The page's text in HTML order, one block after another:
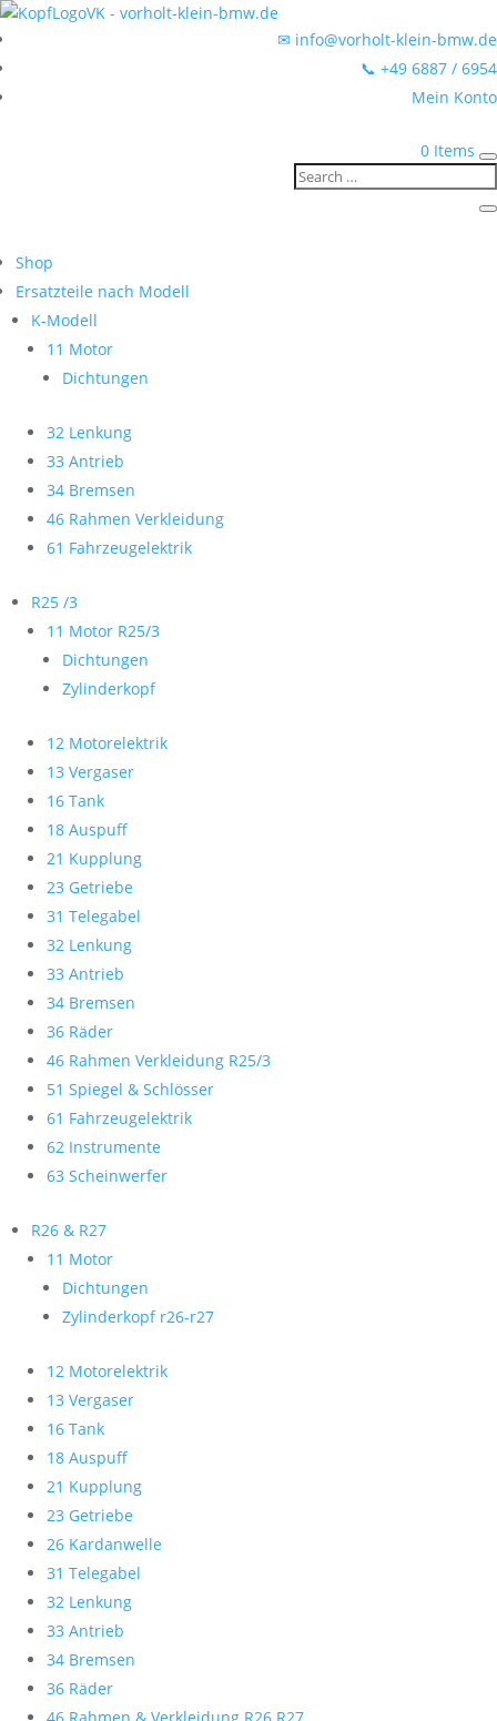
✉ info@vorholt-klein-bmw.de
📞 +49 6887 / 6954
Mein Konto
0 Items
Shop
Ersatzteile nach Modell
K-Modell
11 Motor
Dichtungen
32 Lenkung
33 Antrieb
34 Bremsen
46 Rahmen Verkleidung
61 Fahrzeugelektrik
R25 /3
11 Motor R25/3
Dichtungen
Zylinderkopf
12 Motorelektrik
13 Vergaser
16 Tank
18 Auspuff
21 Kupplung
23 Getriebe
31 Telegabel
32 Lenkung
33 Antrieb
34 Bremsen
36 Räder
46 Rahmen Verkleidung R25/3
51 Spiegel & Schlösser
61 Fahrzeugelektrik
62 Instrumente
63 Scheinwerfer
R26 & R27
11 Motor
Dichtungen
Zylinderkopf r26-r27
12 Motorelektrik
13 Vergaser
16 Tank
18 Auspuff
21 Kupplung
23 Getriebe
26 Kardanwelle
31 Telegabel
32 Lenkung
33 Antrieb
34 Bremsen
36 Räder